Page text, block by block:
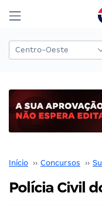
Início ›› Concursos ››
Polícia Civil